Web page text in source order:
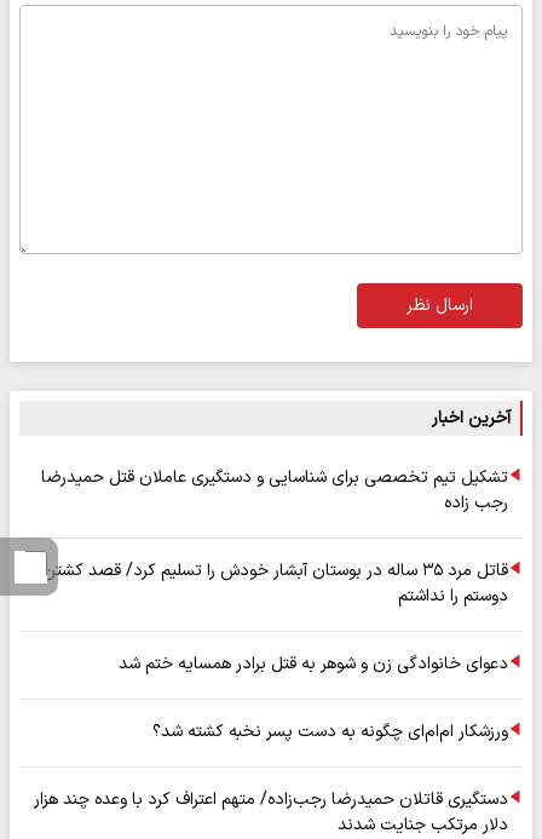
ارسال نظر
آخرین اخبار
تشکیل تیم تخصصی برای شناسایی و دستگیری عاملان قتل حمیدرضا
رجب زاده
قاتل مرد ۳۵ ساله در بوستان آبشار خودش را تسلیم کرد/ قصد کشتن
دوستم را نداشتم
دعوای خانوادگی زن و شوهر به قتل برادر همسایه ختم شد
ورزشکار ام‌ام‌ای چگونه به دست پسر نخبه کشته شد؟
دستگیری قاتلان حمیدرضا رجب‌زاده/ متهم اعتراف کرد با وعده چند هزار
دلار مرتکب جنایت شدند